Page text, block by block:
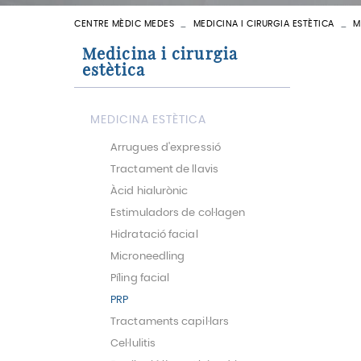
CENTRE MÈDIC MEDES MEDICINA I CIRURGIA ESTÈTICA
Medicina i cirurgia
estètica
MEDICINA ESTÈTICA
Arrugues d'expressió
Tractament de llavis
Àcid hialurònic
Estimuladors de col·lagen
Hidratació facial
Microneedling
Píling facial
PRP
Tractaments capil·lars
Cel·lulitis